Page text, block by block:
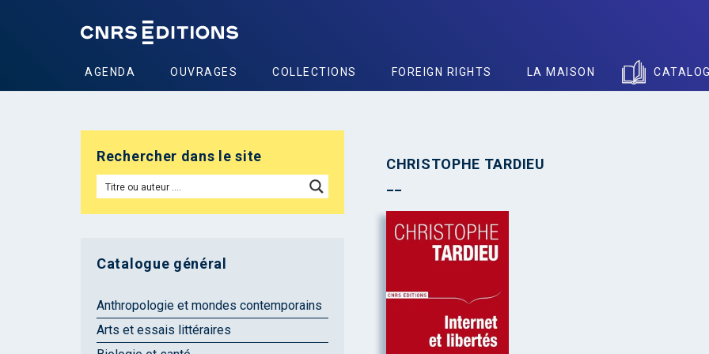
AGENDA OUVRAGES COLLECTIONS FOREIGN RIGHTS LA MAISON
CHRISTOPHE TARDIEU
Rechercher dans le site
Catalogue général
Anthropologie et mondes contemporains
Arts et essais littéraires